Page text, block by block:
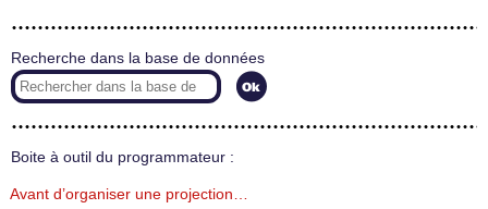
Recherche dans la base de données
Boite à outil du programmateur :
Avant d’organiser une projection…